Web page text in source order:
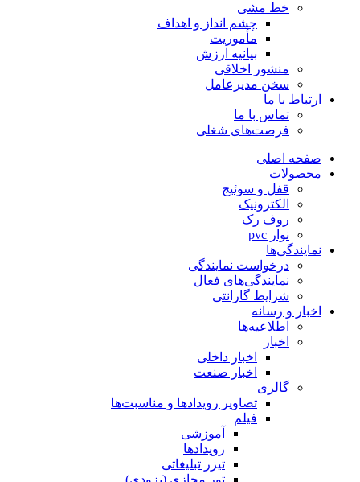
خط مشی
چشم انداز و اهداف
مأموریت
بیانیه ارزش
منشور اخلاقی
سخن مدیرعامل
ارتباط با ما
تماس با ما
فرصت‌های شغلی
صفحه اصلی
محصولات
قفل و سوئیج
الکترونیک
روف رک
نوار pvc
نمایندگی‌ها
درخواست نمایندگی
نمایندگی‌های فعال
شرایط گارانتی
اخبار و رسانه
اطلاعیه‌ها
اخبار
اخبار داخلی
اخبار صنعت
گالری
تصاویر رویدادها و مناسبت‌ها
فیلم
آموزشی
رویدادها
تیزر تبلیغاتی
تور مجازی (بزودی)